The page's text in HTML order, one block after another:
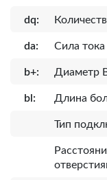
dq:
da: Сила
b+: Диаметр
bl: Длина
Тип